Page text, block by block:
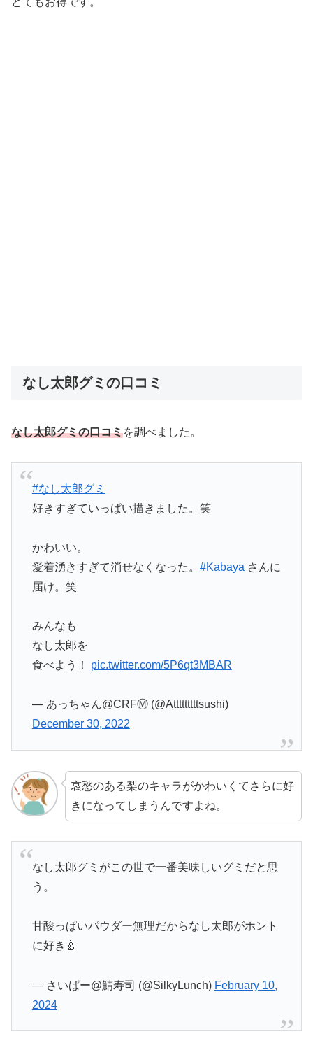
なし太郎グミの口コミ
なし太郎グミの口コミを調べました。
#なし太郎グミ
好きすぎていっぱい描きました。笑
かわいい。
愛着湧きすぎて消せなくなった。 #Kabaya さんに
届け。笑
みんなも
なし太郎を
食べよう！ pic.twitter.com/5P6qt3MBAR
— あっちゃん@CRFⓂ︎ (@Atttttttttsushi)
December 30, 2022
哀愁のある梨のキャラがかわいくてさらに好
きになってしまうんですよね。
なし太郎グミがこの世で一番美味しいグミだと思
う。
甘酸っぱいパウダー無理だからなし太郎がホント
に好き🍐
— さいばー@鯖寿司 (@SilkyLunch) February 10,
2024